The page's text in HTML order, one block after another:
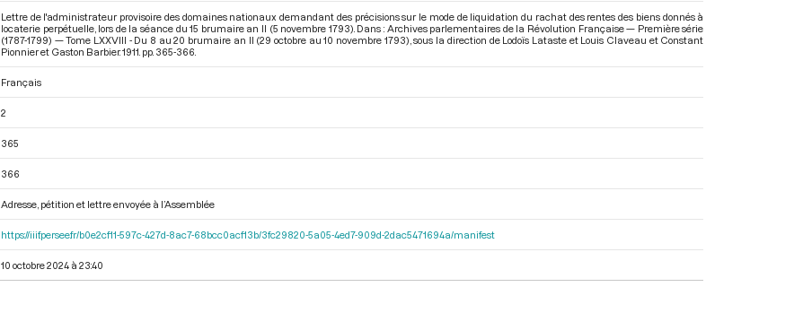
Lettre de l'administrateur provisoire des domaines nationaux demandant des précisions sur le mode de liquidation du rachat des rentes des biens donnés à
locaterie perpétuelle, lors de la séance du 15 brumaire an II (5 novembre 1793). Dans : Archives parlementaires de la Révolution Française — Première série
(1787-1799) — Tome LXXVIII - Du 8 au 20 brumaire an II (29 octobre au 10 novembre 1793) , sous la direction de Lodoïs Lataste et Louis Claveau et Constant
Pionnier et Gaston Barbier. 1911. pp. 365-366.
Français
2
365
366
Adresse, pétition et lettre envoyée à l’Assemblée
https://iiif.persee.fr/b0e2cf11-597c-427d-8ac7-68bcc0acf13b/3fc29820-5a05-4ed7-909d-2dac5471694a/manifest
10 octobre 2024 à 23:40